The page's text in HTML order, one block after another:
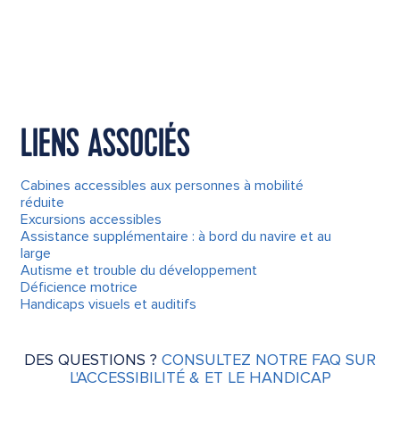
LIENS ASSOCIÉS
Cabines accessibles aux personnes à mobilité
réduite
Excursions accessibles
Assistance supplémentaire : à bord du navire et au
large
Autisme et trouble du développement
Déficience motrice
Handicaps visuels et auditifs
DES QUESTIONS ? CONSULTEZ NOTRE FAQ SUR
L'ACCESSIBILITÉ & ET LE HANDICAP